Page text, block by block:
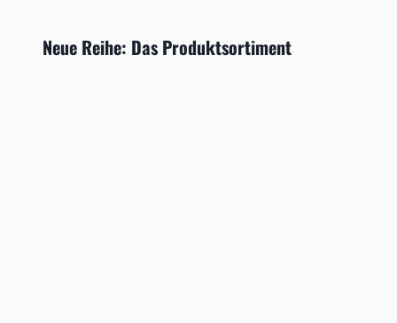
Neue Reihe: Das Produktsortiment